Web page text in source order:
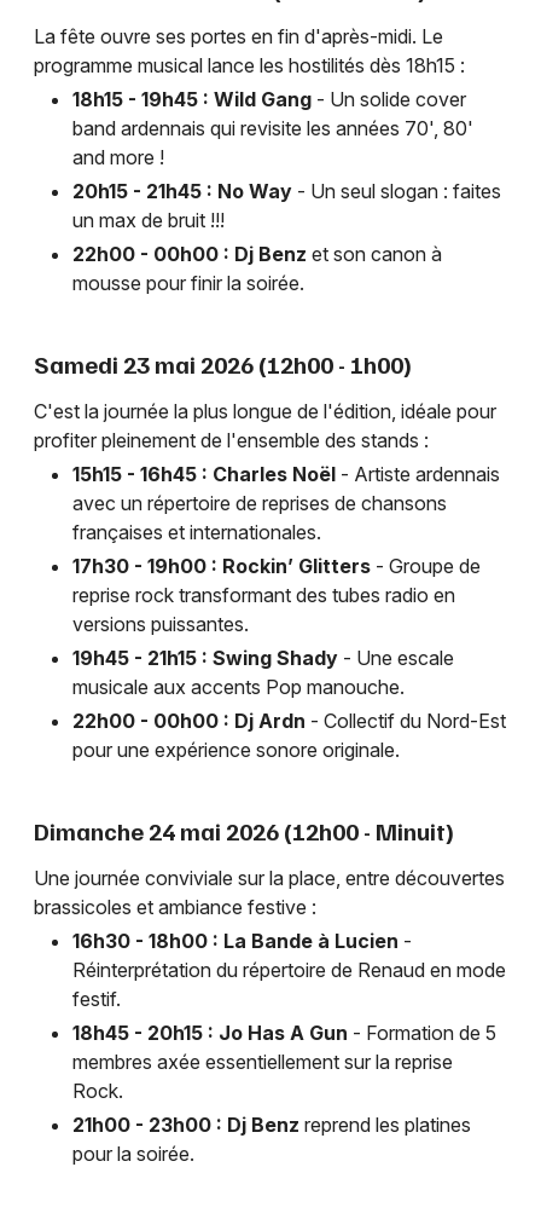
La fête ouvre ses portes en fin d'après-midi. Le
programme musical lance les hostilités dès 18h15 :
18h15 - 19h45 : Wild Gang - Un solide cover
band ardennais qui revisite les années 70', 80'
and more !
20h15 - 21h45 : No Way - Un seul slogan : faites
un max de bruit !!!
22h00 - 00h00 : Dj Benz et son canon à
mousse pour finir la soirée.
Samedi 23 mai 2026 (12h00 - 1h00)
C'est la journée la plus longue de l'édition, idéale pour
profiter pleinement de l'ensemble des stands :
15h15 - 16h45 : Charles Noël - Artiste ardennais
avec un répertoire de reprises de chansons
françaises et internationales.
17h30 - 19h00 : Rockin’ Glitters - Groupe de
reprise rock transformant des tubes radio en
versions puissantes.
19h45 - 21h15 : Swing Shady - Une escale
musicale aux accents Pop manouche.
22h00 - 00h00 : Dj Ardn - Collectif du Nord-Est
pour une expérience sonore originale.
Dimanche 24 mai 2026 (12h00 - Minuit)
Une journée conviviale sur la place, entre découvertes
brassicoles et ambiance festive :
16h30 - 18h00 : La Bande à Lucien -
Réinterprétation du répertoire de Renaud en mode
festif.
18h45 - 20h15 : Jo Has A Gun - Formation de 5
membres axée essentiellement sur la reprise
Rock.
21h00 - 23h00 : Dj Benz reprend les platines
pour la soirée.